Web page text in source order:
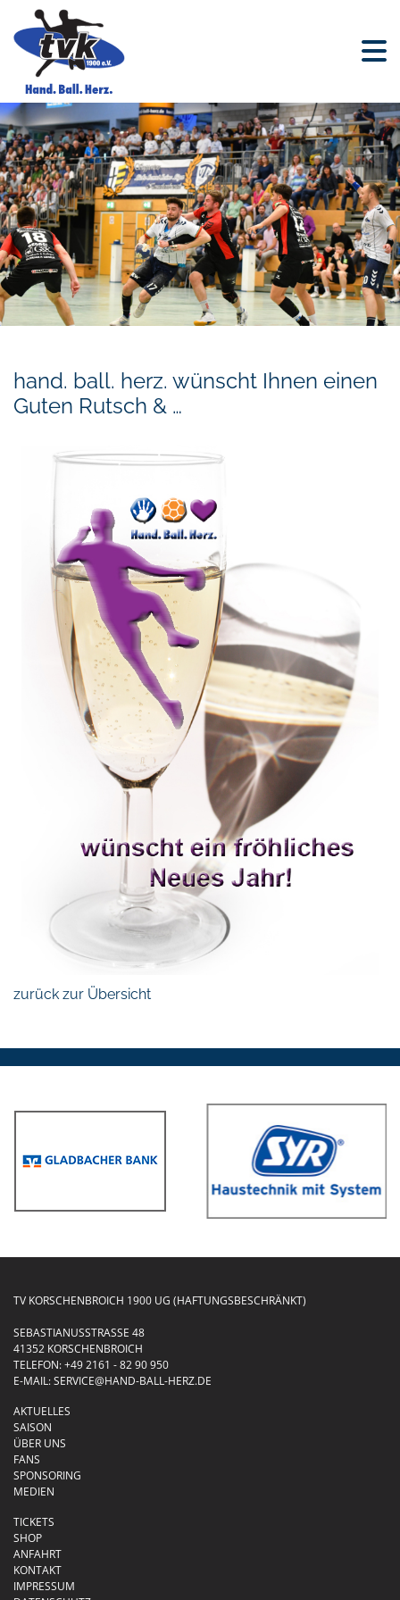
hand. ball. herz. wünscht Ihnen einen
Guten Rutsch & …
zurück zur Übersicht
TV KORSCHENBROICH 1900 UG (HAFTUNGSBESCHRÄNKT)
SEBASTIANUSSTRASSE 48
41352 KORSCHENBROICH
TELEFON:+49 2161 - 82 90 950
E-MAIL:SERVICE@HAND-BALL-HERZ.DE
AKTUELLES
SAISON
ÜBER UNS
FANS
SPONSORING
MEDIEN
TICKETS
SHOP
ANFAHRT
KONTAKT
IMPRESSUM